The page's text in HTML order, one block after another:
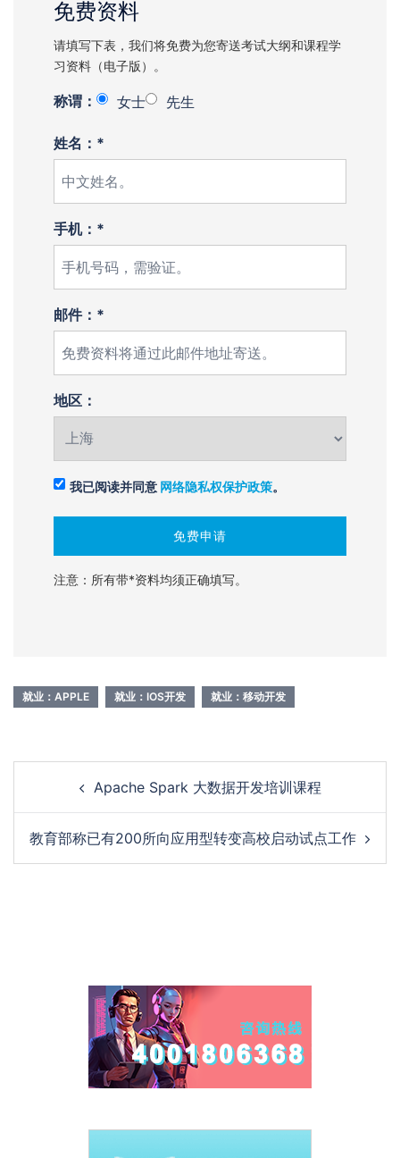
免费资料
请填写下表，我们将免费为您寄送考试大纲和课程学
习资料（电子版）。
称谓： 女士 先生
姓名：*
手机：*
邮件：*
地区：
我已阅读并同意 网络隐私权保护政策。
注意：所有带*资料均须正确填写。
就业：APPLE 就业：IOS开发 就业：移动开发
navigationApache Spark 大数据开发培训课程
教育部称已有200所向应用型转变高校启动试点工作